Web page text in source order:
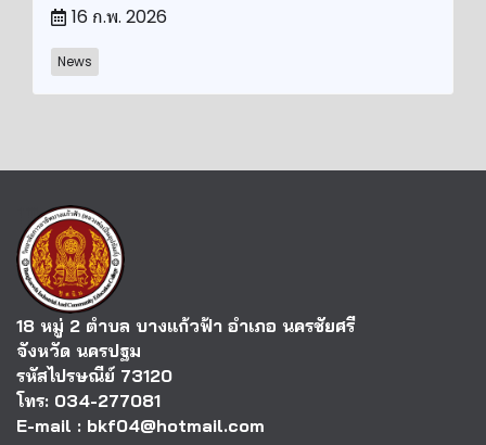
16 ก.พ. 2026
News
18 หมู่ 2 ตำบล บางแก้วฟ้า อำเภอ นครชัยศรี
จังหวัด นครปฐม
รหัสไปรษณีย์ 73120
โทร: 034-277081
E-mail : bkf04@hotmail.com